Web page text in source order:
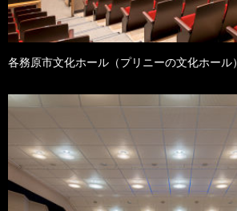
各務原市文化ホール（プリニーの文化ホール）